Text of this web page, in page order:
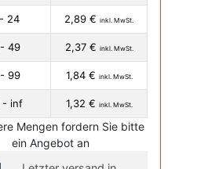
24 2,89 € inkl. MwSt.
49 2,37 € inkl. MwSt.
99 1,84 € inkl. MwSt.
- inf 1,32 € inkl. MwSt.
Mengen fordern Sie bitte
ein Angebot an